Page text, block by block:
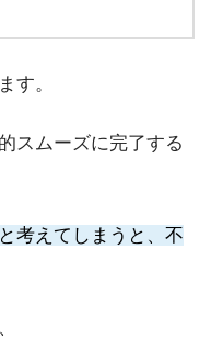
す。
スムーズに完了する
考えてしまうと、不